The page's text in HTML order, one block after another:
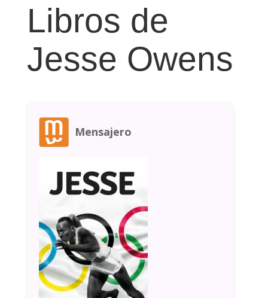
Libros de
Jesse Owens
Mensajero